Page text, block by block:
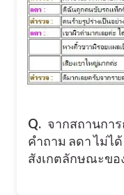
Q. จากสถานกา
คำถาม ลดา ไม่ไ
สังเกตลักษณะขอ